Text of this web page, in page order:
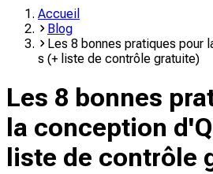
Accueil
Blog
Les 8 bonnes pratiques pour
s (+ liste de contrôle gratuite)
Les 8 bonnes
la conception
liste de contrôle